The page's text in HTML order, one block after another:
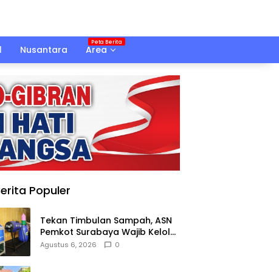
Nusantara Area
Populer
Tekan Timbulan Sampah, ASN
Pemkot Surabaya Wajib Kelola
Sampah Organik dari Rumah
Agustus 6, 2026 0